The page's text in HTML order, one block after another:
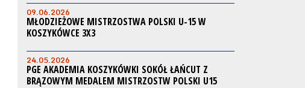
09.06.2026
MŁODZIEŻOWE MISTRZOSTWA POLSKI U-15 W
KOSZYKÓWCE 3X3
24.05.2026
PGE AKADEMIA KOSZYKÓWKI SOKÓŁ ŁAŃCUT Z
BRĄZOWYM MEDALEM MISTRZOSTW POLSKI U15